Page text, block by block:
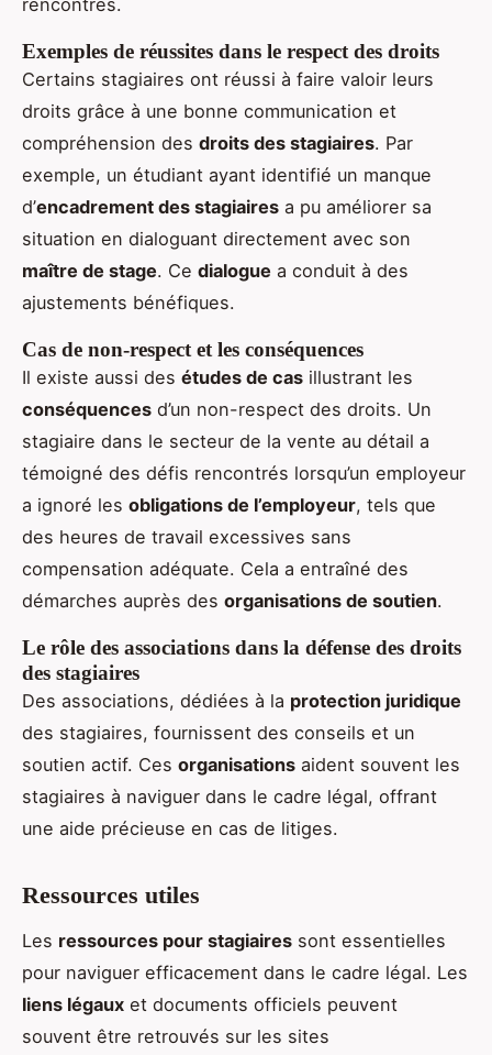
Exemples de réussites dans le respect des droits
Certains stagiaires ont réussi à faire valoir leurs
droits grâce à une bonne communication et
compréhension des droits des stagiaires. Par
exemple, un étudiant ayant identifié un manque
d’encadrement des stagiaires a pu améliorer sa
situation en dialoguant directement avec son
maître de stage. Ce dialogue a conduit à des
ajustements bénéfiques.
Cas de non-respect et les conséquences
Il existe aussi des études de cas illustrant les
conséquences d’un non-respect des droits. Un
stagiaire dans le secteur de la vente au détail a
témoigné des défis rencontrés lorsqu’un employeur
a ignoré les obligations de l’employeur, tels que
des heures de travail excessives sans
compensation adéquate. Cela a entraîné des
démarches auprès des organisations de soutien.
Le rôle des associations dans la défense des droits
des stagiaires
Des associations, dédiées à la protection juridique
des stagiaires, fournissent des conseils et un
soutien actif. Ces organisations aident souvent les
stagiaires à naviguer dans le cadre légal, offrant
une aide précieuse en cas de litiges.
Ressources utiles
Les ressources pour stagiaires sont essentielles
pour naviguer efficacement dans le cadre légal. Les
liens légaux et documents officiels peuvent
souvent être retrouvés sur les sites